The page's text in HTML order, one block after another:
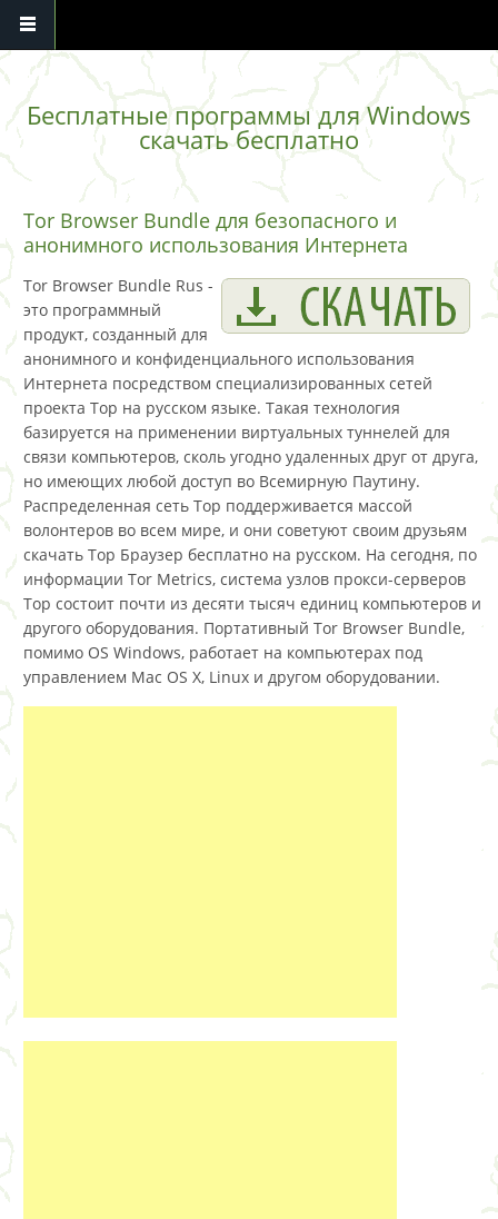
Перейти к основному содержанию
Бесплатные программы для Windows
скачать бесплатно
Tor Browser Bundle для безопасного и
анонимного использования Интернета
Tor Browser Bundle Rus -
это программный
продукт, созданный для
анонимного и конфиденциального использования
Интернета посредством специализированных сетей
проекта Тор на русском языке. Такая технология
базируется на применении виртуальных туннелей для
связи компьютеров, сколь угодно удаленных друг от друга,
но имеющих любой доступ во Всемирную Паутину.
Распределенная сеть Тор поддерживается массой
волонтеров во всем мире, и они советуют своим друзьям
скачать Тор Браузер бесплатно на русском. На сегодня, по
информации Tor Metrics, система узлов прокси-серверов
Тор состоит почти из десяти тысяч единиц компьютеров и
другого оборудования. Портативный Tor Browser Bundle,
помимо OS Windows, работает на компьютерах под
управлением Mac OS X, Linux и другом оборудовании.